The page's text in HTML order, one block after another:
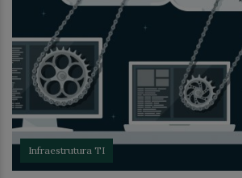
Infraestrutura TI